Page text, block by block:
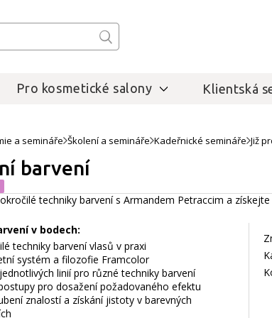
Pro kosmetické salony Klientská
a semináře Školení a semináře Kadeřnické semináře Již
barvení
techniky barvení s Armandem Petraccim a
v bodech:
techniky barvení vlasů v praxi
systém a filozofie Framcolor
linií pro různé techniky barvení
pro dosažení požadovaného efektu
znalostí a získání jistoty v barevných